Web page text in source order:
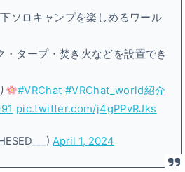
ソロキャンプを楽しめるワール
タープ・焚き火などを設置でき
#VRChat #VRChat_world紹介
pic.twitter.com/j4gPPvRJks
April 1, 2024